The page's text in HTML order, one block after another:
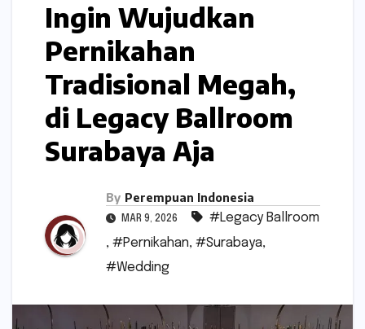
Ingin Wujudkan
Pernikahan
Tradisional Megah,
di Legacy Ballroom
Surabaya Aja
By Perempuan Indonesia
MAR 9, 2026
#Legacy Ballroom
, #Pernikahan, #Surabaya,
#Wedding